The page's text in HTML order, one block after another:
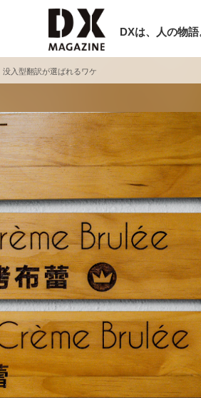
DXは、人の物語
ミナー
ービスメニュー
トップペー
特集
動画
サイトマッ
お問い合わ
個人情報保護法
運営会社
採用情報
現在開催予定
セミナー
【8/12開催
する」～投
DX「
みのリアル
2026-06-10
セミナー
【9/30開催
なぜ「DX
れるのか
入型翻訳が選ばれるワケ